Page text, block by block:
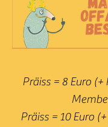
Präiss = 8 Euro (+
Präiss = 10 Euro